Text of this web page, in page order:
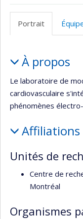
Site
recherche
Portrait
Portrait
À propos
Le laboratoire de
cardiovasculaire
phénomènes
Affiliations
Unités de
Centre de
Montréal
Organismes